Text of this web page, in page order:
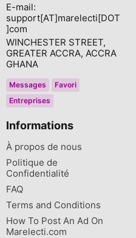
E-mail:
support[AT]marelecti[DOT
]com
WINCHESTER STREET,
GREATER ACCRA, ACCRA
GHANA
Messages
Favori
Entreprises
Informations
À propos de nous
Politique de
Confidentialité
FAQ
Terms and Conditions
How To Post An Ad On
Marelecti.com